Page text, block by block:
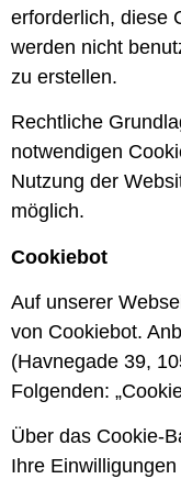
erforderlich, diese
werden nicht
zu erstellen.
Rechtliche
notwendigen
Nutzung der
möglich.
Cookiebot
Auf unserer
von Cookiebot.
(Havnegade 39,
Folgenden:
Über das Cookie-
Ihre